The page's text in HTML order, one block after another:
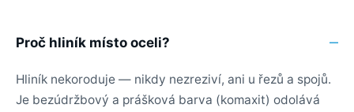
Proč hliník místo oceli?
Hliník nekoroduje — nikdy nezreziví, ani u řezů a spojů.
Je bezúdržbový a prášková barva (komaxit) odolává